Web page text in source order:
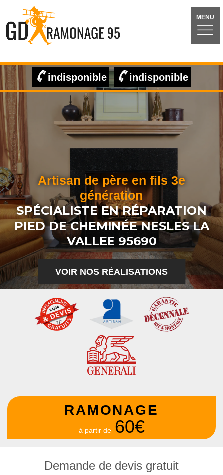
MENU
indisponible indisponible
Artisan de père en fils 3e
génération
SPÉCIALISTE EN RÉPARATION
PIED DE CHEMINÉE NESLES LA
VALLEE 95690
VOIR NOS RÉALISATIONS
RAMONAGE
à partir de 60€
Demande de devis gratuit